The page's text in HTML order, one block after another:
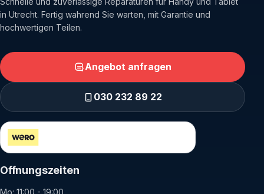
in Utrecht. Fertig wahrend Sie warten, mit Garantie und
hochwertigen Teilen.
Angebot anfragen
030 232 89 22
Offnungszeiten
Mo: 11:00 - 19:00